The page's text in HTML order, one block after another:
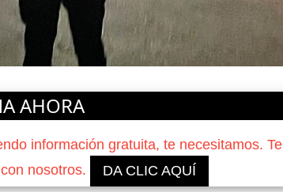
AHORA
información gratuita, te necesitamos. Te
nosotros.
DA CLIC AQUÍ